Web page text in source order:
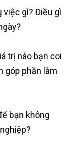
việc gì? Điều gì
trị nào bạn coi
góp phần làm
bạn không